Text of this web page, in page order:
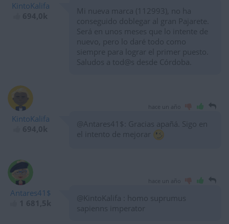
KintoKalifa
Mi nueva marca (112993), no ha
conseguido doblegar al gran Pajarete.
Será en unos meses que lo intente de
nuevo, pero lo daré todo como
siempre para lograr el primer puesto.
Saludos a tod@s desde Córdoba.
KintoKalifa
hace un año
@Antares41$: Gracias apañá. Sigo en
el intento de mejorar
Antares41$
hace un año
@KintoKalifa : homo suprumus
sapienns imperator